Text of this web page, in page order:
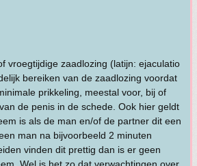
vroegtijdige zaadlozing (latijn: ejaculatio
bereiken van de zaadlozing voordat
prikkeling, meestal voor, bij of
de penis in de schede. Ook hier geldt
is als de man en/of de partner dit een
man na bijvoorbeeld 2 minuten
vinden dit prettig dan is er geen